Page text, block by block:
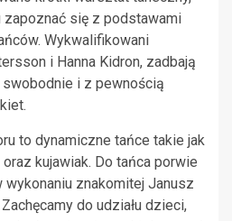
się z podstawami
Wykwalifikowani
i Hanna Kidron, zadbają
i z pewnością
to dynamiczne tańce takie jak
kujawiak. Do tańca porwie
znakomitej Janusz
do udziału dzieci,